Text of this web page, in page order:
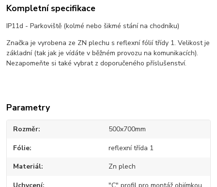
Kompletní specifikace
IP11d - Parkoviště (kolmé nebo šikmé stání na chodníku)
Značka je vyrobena ze ZN plechu s reflexní fólií třídy 1. Velikost je
základní (tak jak je vídáte v běžném provozu na komunikacích).
Nezapomeňte si také vybrat z doporučeného příslušenství.
Parametry
Rozměr 500x700mm
Fólie reflexní třída 1
Materiál Zn plech